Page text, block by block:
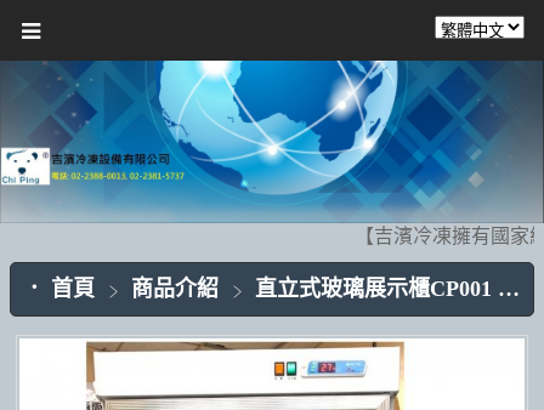
【吉濱冷凍擁有國家
首頁 商品介紹 直立式玻璃展示櫃CP001